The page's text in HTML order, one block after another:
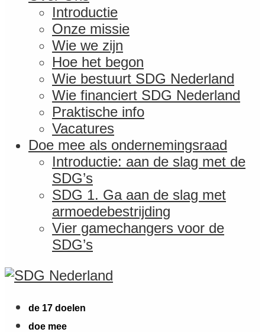
Introductie
Onze missie
Wie we zijn
Hoe het begon
Wie bestuurt SDG Nederland
Wie financiert SDG Nederland
Praktische info
Vacatures
Doe mee als ondernemingsraad
Introductie: aan de slag met de
SDG’s
SDG 1. Ga aan de slag met
armoedebestrijding
Vier gamechangers voor de
SDG’s
de 17 doelen
doe mee